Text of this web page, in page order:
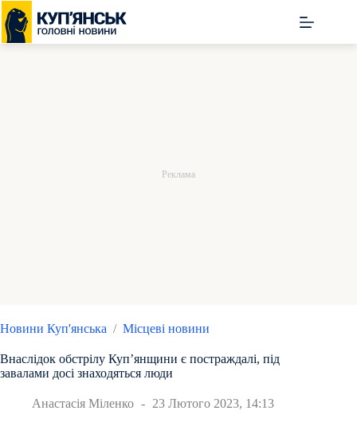
Перейти
до
вмісту
Новини Куп'янська / Місцеві новини
Внаслідок обстрілу Куп’янщини є постраждалі, під
завалами досі знаходяться люди
Анастасія Міленко 23 Лютого 2023, 14:13